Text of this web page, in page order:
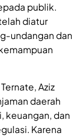
publik.
diatur
undangan dan
Aziz
daerah
keuangan, dan
Karena